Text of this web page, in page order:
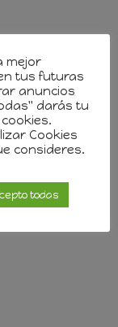
mejor
tus futuras
anuncios
darás tu
Cookies
consideres.
todas